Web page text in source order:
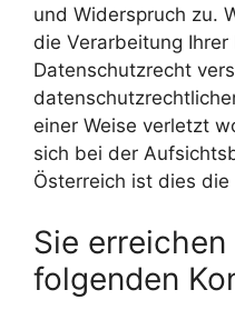
und Widerspruch zu.
die Verarbeitung
Datenschutzrecht
einer Weise verletzt
sich bei der
Österreich ist dies
Sie
folgenden